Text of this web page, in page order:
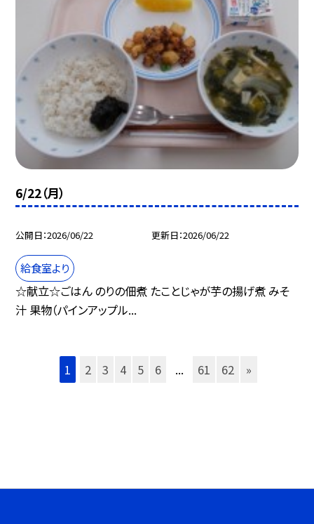
6/22（月）
公開日 2026/06/22 更新日 2026/06/22
給食室より
☆献立☆ごはん のりの佃煮 たことじゃが芋の揚げ煮 みそ
汁 果物（パインアップル...
1 2 3 4 5 6 ... 61 62 »